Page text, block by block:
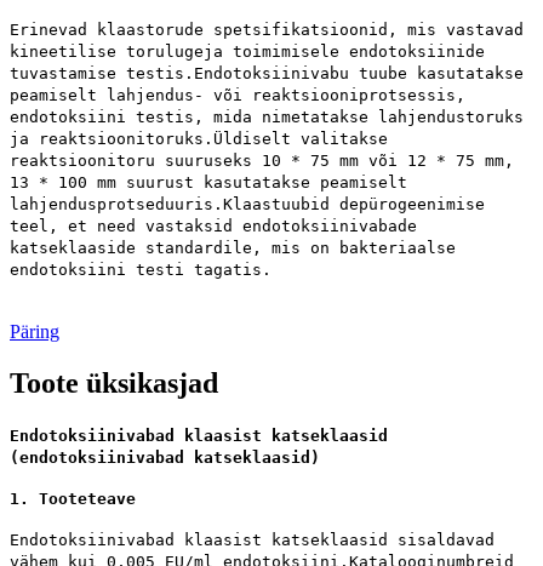
Erinevad klaastorude spetsifikatsioonid, mis vastavad
kineetilise torulugeja toimimisele endotoksiinide
tuvastamise testis.Endotoksiinivabu tuube kasutatakse
peamiselt lahjendus- või reaktsiooniprotsessis,
endotoksiini testis, mida nimetatakse lahjendustoruks
ja reaktsioonitoruks.Üldiselt valitakse
reaktsioonitoru suuruseks 10 * 75 mm või 12 * 75 mm,
13 * 100 mm suurust kasutatakse peamiselt
lahjendusprotseduuris.Klaastuubid depürogeenimise
teel, et need vastaksid endotoksiinivabade
katseklaaside standardile, mis on bakteriaalse
endotoksiini testi tagatis.
Päring
Toote üksikasjad
Endotoksiinivabad klaasist katseklaasid
(endotoksiinivabad katseklaasid)
1. Tooteteave
Endotoksiinivabad klaasist katseklaasid sisaldavad
vähem kui 0,005 EU/ml endotoksiini.Katalooginumbreid